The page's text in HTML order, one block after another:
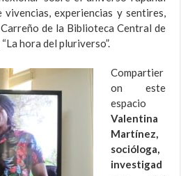
vivencias, experiencias y sentires,
de la Biblioteca Central de
hora del pluriverso”.
Compartier
on este
espacio
Valentina
Martínez,
socióloga,
investigad